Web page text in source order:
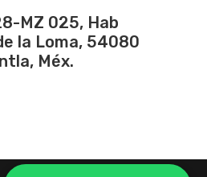
MZ 025, Hab
la Loma, 54080
Méx.